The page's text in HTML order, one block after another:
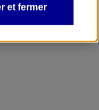
et fermer